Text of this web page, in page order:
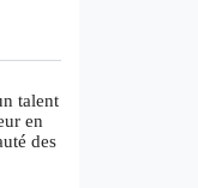
talent
en
des